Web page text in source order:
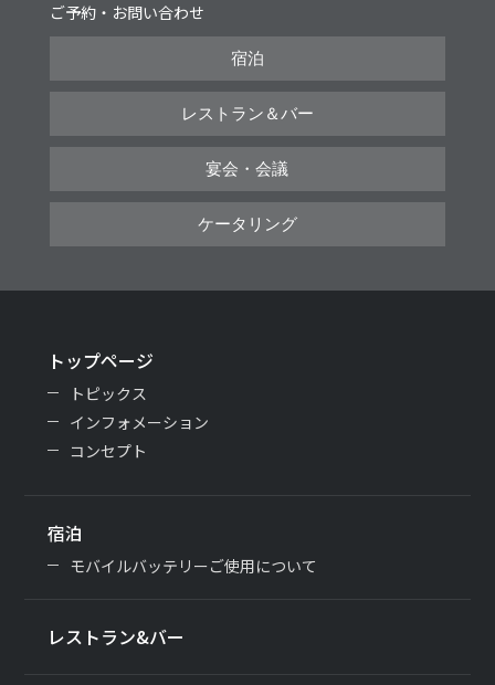
ご予約・お問い合わせ
宿泊
レストラン＆バー
宴会・会議
ケータリング
トップページ
トピックス
インフォメーション
コンセプト
宿泊
モバイルバッテリーご使用について
レストラン&バー